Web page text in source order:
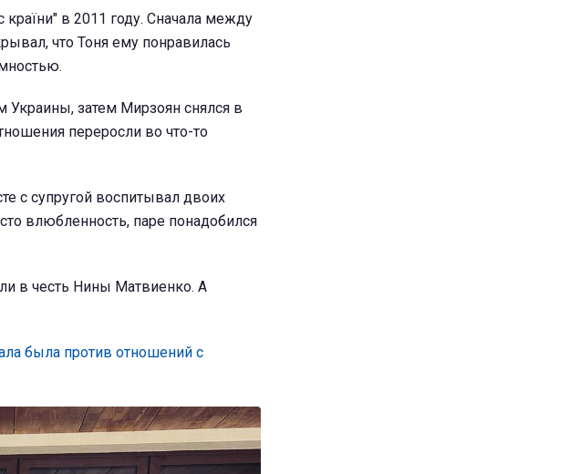
в 2011 году. Сначала между
что Тоня ему понравилась
Украины, затем Мирзоян снялся в
переросли во что-то
с супругой воспитывал двоих
влюбленность, паре понадобился
в честь Нины Матвиенко. А
была против отношений с